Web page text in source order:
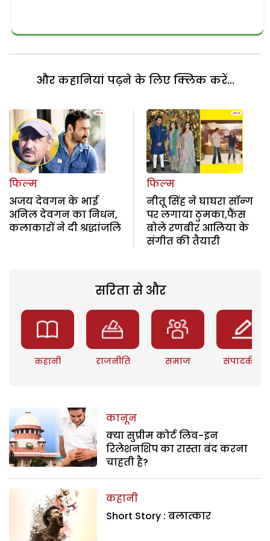
और कहानियां पढ़ने के लिए क्लिक करें...
फिल्म
अजय देवगन के भाई
अनिल देवगन का निधन,
कलाकारों ने दी श्रद्धांजलि
फिल्म
नीतू सिंह ने घाघरा सॉन्ग
पर लगाया ठुमका,फैंस
बोले रणबीर आलिया के
संगीत की तैयारी
सरिता से और
कहानी राजनीति समाज संपादकीय
कानून
क्या सुप्रीम कोर्ट लिव-इन
रिलेशनशिप का रास्ता बंद करना
चाहती है?
कहानी
Short Story : बलात्कार